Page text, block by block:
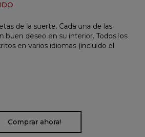
de la suerte. Cada una de las
buen deseo en su interior. Todos los
en varios idiomas (incluido el
Comprar ahora!